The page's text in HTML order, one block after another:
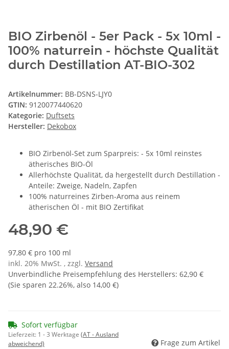
BIO Zirbenöl - 5er Pack - 5x 10ml -
100% naturrein - höchste Qualität
durch Destillation AT-BIO-302
Artikelnummer: BB-DSNS-LJY0
GTIN: 9120077440620
Kategorie: Duftsets
Hersteller: Dekobox
BIO Zirbenöl-Set zum Sparpreis: - 5x 10ml reinstes
ätherisches BIO-Öl
Allerhöchste Qualität, da hergestellt durch Destillation -
Anteile: Zweige, Nadeln, Zapfen
100% naturreines Zirben-Aroma aus reinem
ätherischen Öl - mit BIO Zertifikat
48,90 €
97,80 € pro 100 ml
inkl. 20% MwSt. , zzgl. Versand
Unverbindliche Preisempfehlung des Herstellers: 62,90 €
(Sie sparen 22.26%, also 14,00 €)
Sofort verfügbar
Lieferzeit: 1 - 3 Werktage (AT - Ausland
abweichend)
Frage zum Artikel